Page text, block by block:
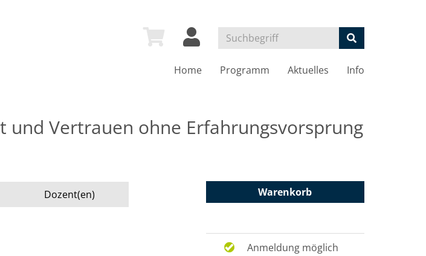
Home Programm Aktuelles Info
und Vertrauen ohne Erfahrungsvorsprung
Dozent(en) Warenkorb
Anmeldung möglich